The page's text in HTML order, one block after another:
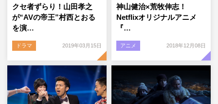
クセ者ずらり！山田孝之
が“AVの帝王”村西とおる
を演…
ドラマ 2019年03月15日
神山健治×荒牧伸志！
Netflixオリジナルアニメ
『…
アニメ 2018年12月08日